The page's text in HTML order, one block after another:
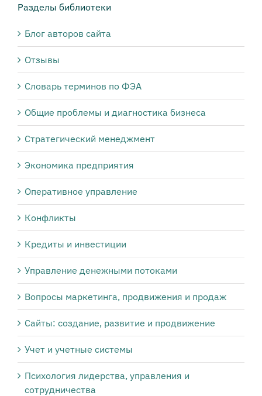
Разделы библиотеки
Блог авторов сайта
Отзывы
Словарь терминов по ФЭА
Общие проблемы и диагностика бизнеса
Стратегический менеджмент
Экономика предприятия
Оперативное управление
Конфликты
Кредиты и инвестиции
Управление денежными потоками
Вопросы маркетинга, продвижения и продаж
Сайты: создание, развитие и продвижение
Учет и учетные системы
Психология лидерства, управления и
сотрудничества